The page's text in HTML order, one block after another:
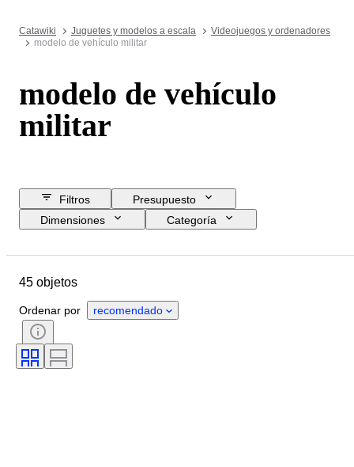
Catawiki Juguetes y modelos a escala
Videojuegos y ordenadores
modelo de vehículo militar
modelo de vehículo
militar
Filtros
Presupuesto
Dimensiones
Categoría
Material
Color
Era
45 objetos
Ordenar por recomendado